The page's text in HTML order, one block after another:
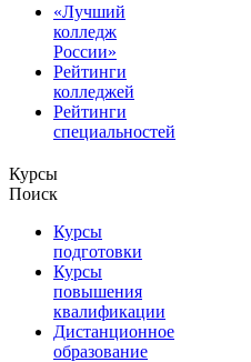
«Лучший
колледж
России»
Рейтинги
колледжей
Рейтинги
специальностей
Курсы
Поиск
Курсы
подготовки
Курсы
повышения
квалификации
Дистанционное
образование